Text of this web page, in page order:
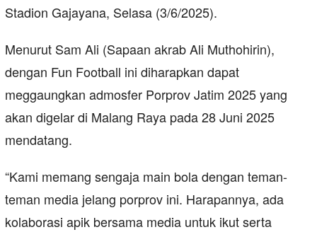
Stadion Gajayana, Selasa (3/6/2025).
Menurut Sam Ali (Sapaan akrab Ali Muthohirin),
dengan Fun Football ini diharapkan dapat
meggaungkan admosfer Porprov Jatim 2025 yang
akan digelar di Malang Raya pada 28 Juni 2025
mendatang.
“Kami memang sengaja main bola dengan teman-
teman media jelang porprov ini. Harapannya, ada
kolaborasi apik bersama media untuk ikut serta